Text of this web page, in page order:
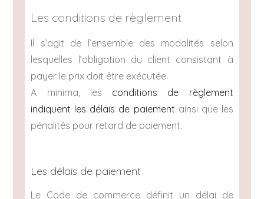
Les conditions de règlement
Il s’agit de l’ensemble des modalités selon
lesquelles l’obligation du client consistant à
payer le prix doit être exécutée.
A minima, les conditions de règlement
indiquent les délais de paiement ainsi que les
pénalités pour retard de paiement.
Les délais de paiement
Le Code de commerce définit un délai de